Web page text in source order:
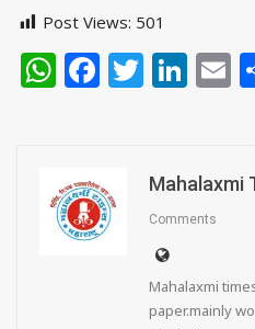
Post Views: 501
WhatsApp
Facebook
Mahalaxmi
Comments
Mahalaxmi
paper.mainly